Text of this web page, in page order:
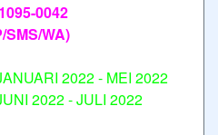
0042
SMS/WA)
2022 - MEI 2022
2022 - JULI 2022